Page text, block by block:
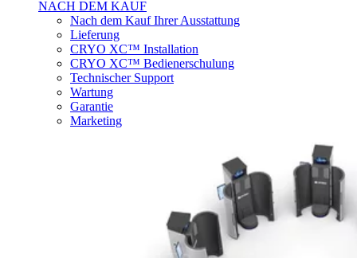
NACH DEM KAUF
Nach dem Kauf Ihrer Ausstattung
Lieferung
CRYO XC™ Installation
CRYO XC™ Bedienerschulung
Technischer Support
Wartung
Garantie
Marketing